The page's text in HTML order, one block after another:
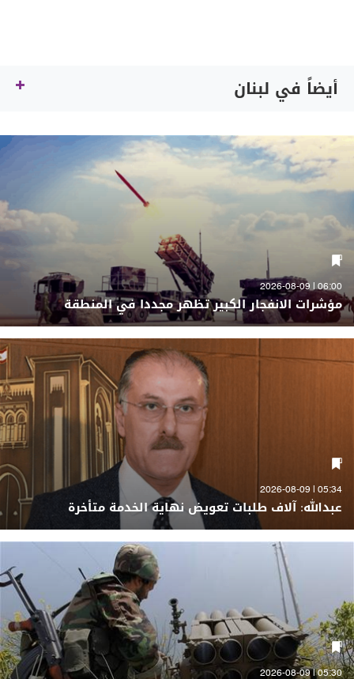
أيضاً في لبنان
06:00 | 2026-08-09
مؤشرات الانفجار الكبير تظهر مجددا في المنطقة
05:34 | 2026-08-09
عبدالله: آلاف طلبات تعويض نهاية الخدمة متأخرة
05:30 | 2026-08-09